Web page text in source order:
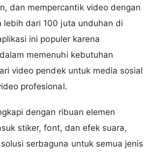
dan mempercantik video dengan
lebih dari 100 juta unduhan di
ini populer karena
memenuhi kebutuhan
video pendek untuk media sosial
profesional.
dengan ribuan elemen
stiker, font, dan efek suara,
serbaguna untuk semua jenis